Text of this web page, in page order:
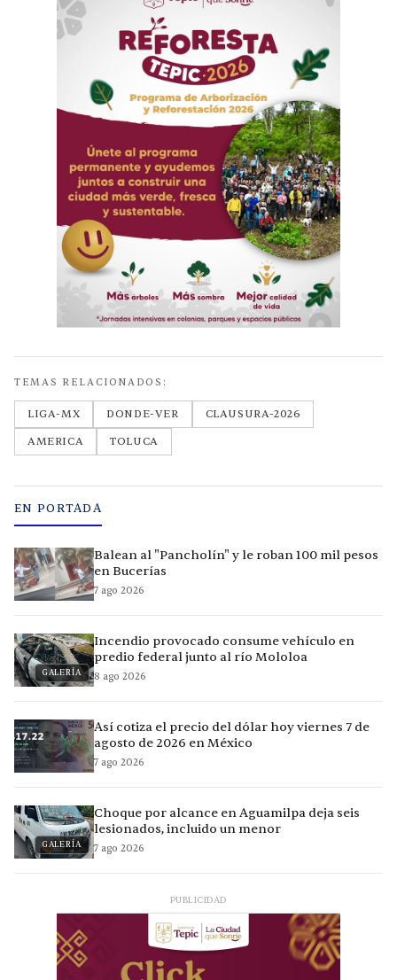
TEMAS RELACIONADOS:
LIGA-MX DONDE-VER
CLAUSURA-2026
AMERICA
TOLUCA
EN PORTADA
Balean al "Pancholín" y le roban 100 mil pesos
en Bucerías
7 ago 2026
GALERÍA
Incendio provocado consume vehículo en
predio federal junto al río Mololoa
8 ago 2026
Así cotiza el precio del dólar hoy viernes 7 de
agosto de 2026 en México
7 ago 2026
GALERÍA
Choque por alcance en Aguamilpa deja seis
lesionados, incluido un menor
7 ago 2026
PUBLICIDAD